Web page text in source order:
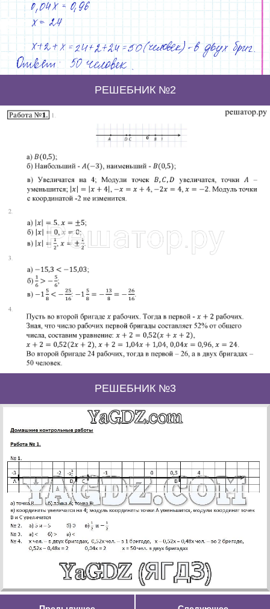
РЕШЕБНИК №2
РЕШЕБНИК №3